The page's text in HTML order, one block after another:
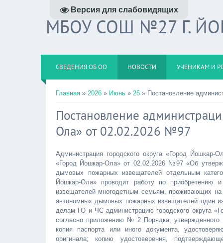
Версия для слабовидящих
МБОУ СОШ №27 Г.
СВЕДЕНИЯ ОБ ОО НОВОСТИ УЧЕНИКАМ И
Главная » 2026 » Июнь » 25 » Постановление
Постановление
Ола» от 02.02.2026 №97
Администрация городского округа «Город Йошкар-
«Город Йошкар-Ола» от 02.02.2026 №97 «Об
дымовых пожарных извещателей отдельным
Йошкар-Ола» проводит работу по приобретению
извещателей многодетным семьям, проживающих на
автономных дымовых пожарных извещателей один
делам ГО и ЧС администрацию городского округа
согласно приложению № 2 Порядка,
копия паспорта или иного документа,
оригинала; копию удостоверения,